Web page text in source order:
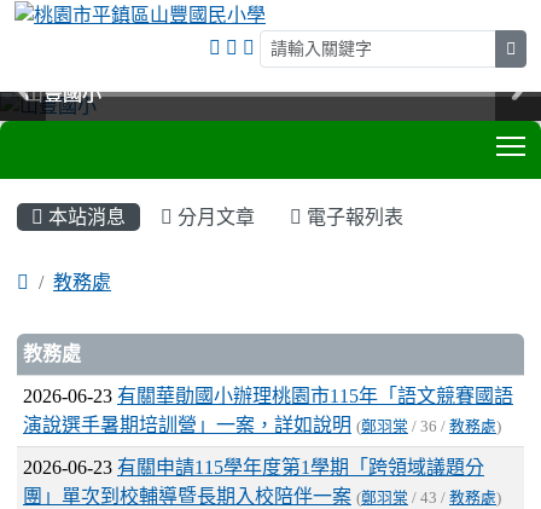
山豐國小
山豐國小
山豐國小
山豐國小
本站消息 分月文章 電子報列表
教務處
文章列表
教務處
2026-06-23 有關華勛國小辦理桃園市115年「語文競賽國語
演說選手暑期培訓營」一案，詳如說明 (鄭羽棠 / 36 / 教務處)
2026-06-23 有關申請115學年度第1學期「跨領域議題分
團」單次到校輔導暨長期入校陪伴一案 (鄭羽棠 / 43 / 教務處)